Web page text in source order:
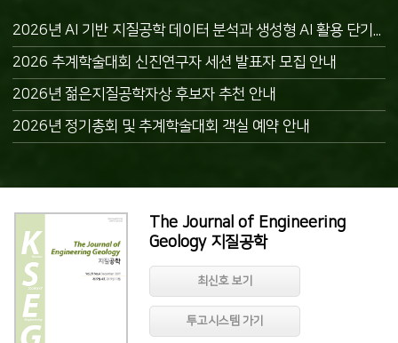
2026년 AI 기반 지질공학 데이터 분석과 생성형 AI 활용 단기강좌 안내 (9/30)
2026 추계학술대회 신진연구자 세션 발표자 모집 안내
2026년 젊은지질공학자상 후보자 추천 안내
2026년 정기총회 및 추계학술대회 객실 예약 안내
The Journal of Engineering
Geology 지질공학
최신호 보기
투고시스템 가기